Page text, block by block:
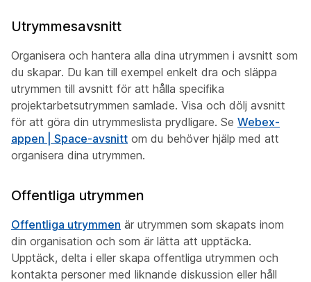
Utrymmesavsnitt
Organisera och hantera alla dina utrymmen i avsnitt som
du skapar. Du kan till exempel enkelt dra och släppa
utrymmen till avsnitt för att hålla specifika
projektarbetsutrymmen samlade. Visa och dölj avsnitt
för att göra din utrymmeslista prydligare. Se Webex-
appen | Space-avsnitt om du behöver hjälp med att
organisera dina utrymmen.
Offentliga utrymmen
Offentliga utrymmen är utrymmen som skapats inom
din organisation och som är lätta att upptäcka.
Upptäck, delta i eller skapa offentliga utrymmen och
kontakta personer med liknande diskussion eller håll